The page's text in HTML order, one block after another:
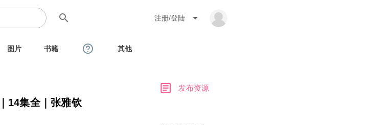
search 注册/登陆 arrow_drop_down
图片 书籍 help_outline 其他
14集全｜张雅钦
article 发布资源